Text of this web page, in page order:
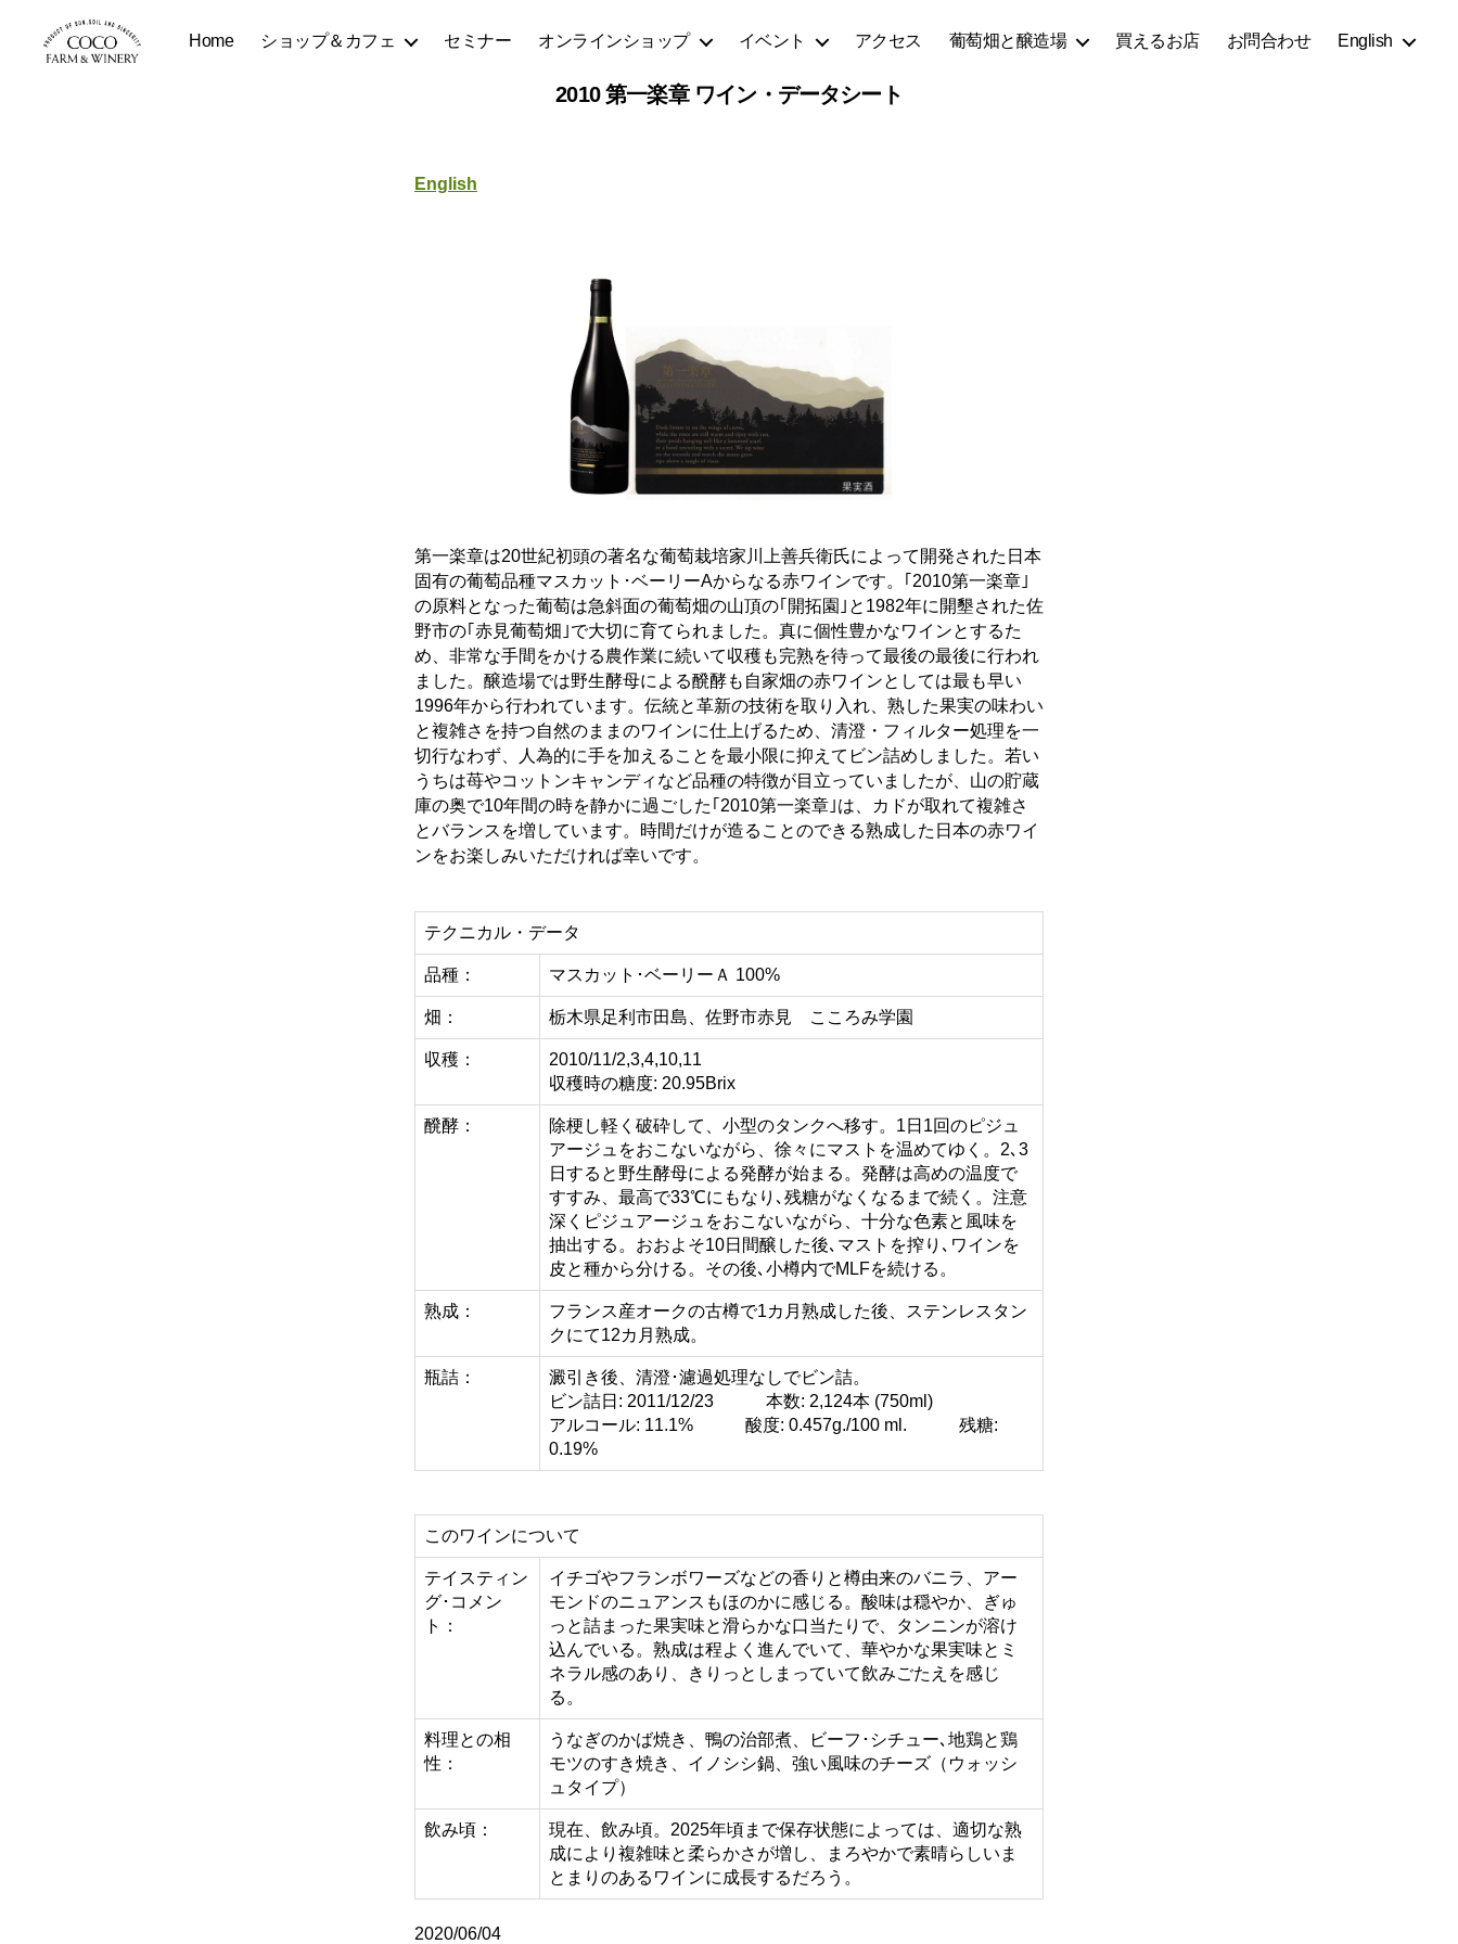
Home ショップ＆カフェ セミナー オンラインショップ イベント アクセス 葡萄畑と醸造場 買えるお店 お問合わせ English
2010 第一楽章 ワイン・データシート
English
第一楽章は20世紀初頭の著名な葡萄栽培家川上善兵衛氏によって開発された日本
固有の葡萄品種マスカット･ベーリーAからなる赤ワインです。｢2010第一楽章｣
の原料となった葡萄は急斜面の葡萄畑の山頂の｢開拓園｣と1982年に開墾された佐
野市の｢赤見葡萄畑｣で大切に育てられました。真に個性豊かなワインとするた
め、非常な手間をかける農作業に続いて収穫も完熟を待って最後の最後に行われ
ました。醸造場では野生酵母による醗酵も自家畑の赤ワインとしては最も早い
1996年から行われています。伝統と革新の技術を取り入れ、熟した果実の味わい
と複雑さを持つ自然のままのワインに仕上げるため、清澄・フィルター処理を一
切行なわず、人為的に手を加えることを最小限に抑えてビン詰めしました。若い
うちは苺やコットンキャンディなど品種の特徴が目立っていましたが、山の貯蔵
庫の奥で10年間の時を静かに過ごした｢2010第一楽章｣は、カドが取れて複雑さ
とバランスを増しています。時間だけが造ることのできる熟成した日本の赤ワイ
ンをお楽しみいただければ幸いです。
テクニカル・データ
品種： マスカット･ベーリーＡ 100%
畑： 栃木県足利市田島、佐野市赤見 こころみ学園
収穫：
2010/11/2,3,4,10,11
収穫時の糖度: 20.95Brix
醗酵：
除梗し軽く破砕して、小型のタンクへ移す。1日1回のピジュ
アージュをおこないながら、徐々にマストを温めてゆく。2､3
日すると野生酵母による発酵が始まる。発酵は高めの温度で
すすみ、最高で33℃にもなり､残糖がなくなるまで続く。注意
深くピジュアージュをおこないながら、十分な色素と風味を
抽出する。おおよそ10日間醸した後､マストを搾り､ワインを
皮と種から分ける。その後､小樽内でMLFを続ける。
熟成：
フランス産オークの古樽で1カ月熟成した後、ステンレスタン
クにて12カ月熟成。
瓶詰：
澱引き後、清澄･濾過処理なしでビン詰。
ビン詰日: 2011/12/23 本数: 2,124本 (750ml)
アルコール: 11.1% 酸度: 0.457g./100 ml. 残糖:
0.19%
このワインについて
テイスティン
グ･コメン
ト：
イチゴやフランボワーズなどの香りと樽由来のバニラ、アー
モンドのニュアンスもほのかに感じる。酸味は穏やか、ぎゅ
っと詰まった果実味と滑らかな口当たりで、タンニンが溶け
込んでいる。熟成は程よく進んでいて、華やかな果実味とミ
ネラル感のあり、きりっとしまっていて飲みごたえを感じ
る。
料理との相
性：
うなぎのかば焼き、鴨の治部煮、ビーフ･シチュー､地鶏と鶏
モツのすき焼き、イノシシ鍋、強い風味のチーズ（ウォッシ
ュタイプ）
飲み頃：
現在、飲み頃。2025年頃まで保存状態によっては、適切な熟
成により複雑味と柔らかさが増し、まろやかで素晴らしいま
とまりのあるワインに成長するだろう。
2020/06/04